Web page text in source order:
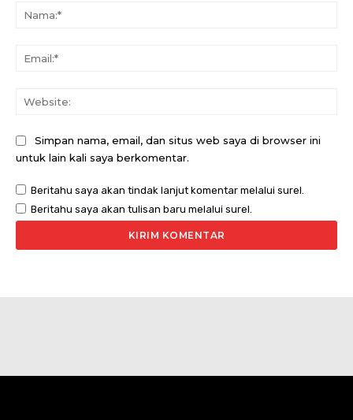
Simpan nama, email, dan situs web saya di browser ini
untuk lain kali saya berkomentar.
Beritahu saya akan tindak lanjut komentar melalui surel.
Beritahu saya akan tulisan baru melalui surel.